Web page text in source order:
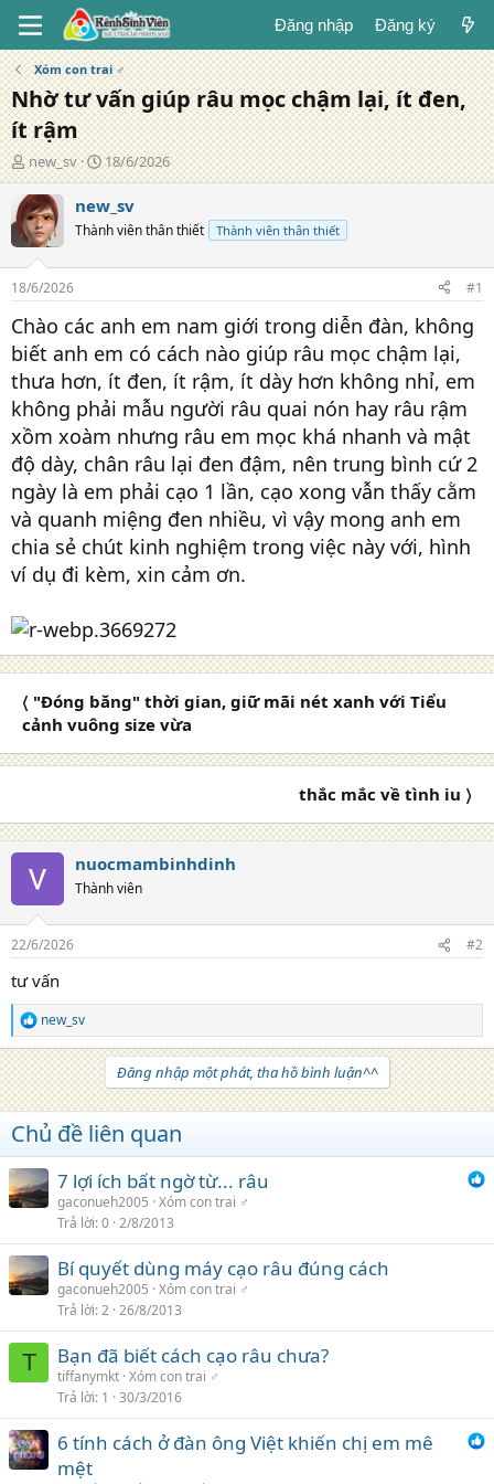
Đăng nhập Đăng ký
Xóm con trai ♂
Nhờ tư vấn giúp râu mọc chậm lại, ít đen,
ít rậm
T
á
c
g
i
ả
new_sv
N
g
à
y
đ
g
18/6/2026
new_sv
Thành viên thân thiết Thành viên thân thiết
18/6/2026 #1
Chào các anh em nam giới trong diễn đàn, không
biết anh em có cách nào giúp râu mọc chậm lại,
thưa hơn, ít đen, ít rậm, ít dày hơn không nhỉ, em
không phải mẫu người râu quai nón hay râu rậm
xồm xoàm nhưng râu em mọc khá nhanh và mật
độ dày, chân râu lại đen đậm, nên trung bình cứ 2
ngày là em phải cạo 1 lần, cạo xong vẫn thấy cằm
và quanh miệng đen nhiều, vì vậy mong anh em
chia sẻ chút kinh nghiệm trong việc này với, hình
ví dụ đi kèm, xin cảm ơn.
〈 "Đóng băng" thời gian, giữ mãi nét xanh với Tiểu
cảnh vuông size vừa
thắc mắc về tình iu 〉
nuocmambinhdinh
Thành viên
22/6/2026 #2
tư vấn
R
e
a
c
t
i
o
s
:
new_sv
Đăng nhập một phát, tha hồ bình luận^^
Chủ đề liên quan
7 lợi ích bất ngờ từ... râu
gaconueh2005 Xóm con trai ♂
Trả lời 0 2/8/2013
Bí quyết dùng máy cạo râu đúng cách
gaconueh2005 Xóm con trai ♂
Trả lời 2 26/8/2013
T Bạn đã biết cách cạo râu chưa?
tiffanymkt Xóm con trai ♂
Trả lời 1 30/3/2016
6 tính cách ở đàn ông Việt khiến chị em mê
mệt